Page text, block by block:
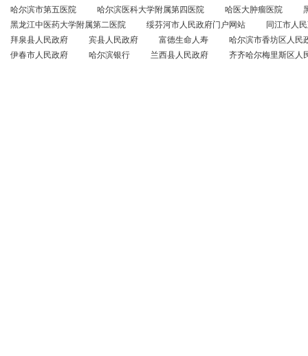
哈尔滨市第五医院
哈尔滨医科大学附属第四医院 哈医大肿瘤医院
黑龙江中医药大学附属第二医院
绥芬河市人民政府门户网站
同江市人
拜泉县人民政府
宾县人民政府 富德生命人寿
哈尔滨市香坊区人民
伊春市人民政府
哈尔滨银行 兰西县人民政府 齐齐哈尔梅里斯区人